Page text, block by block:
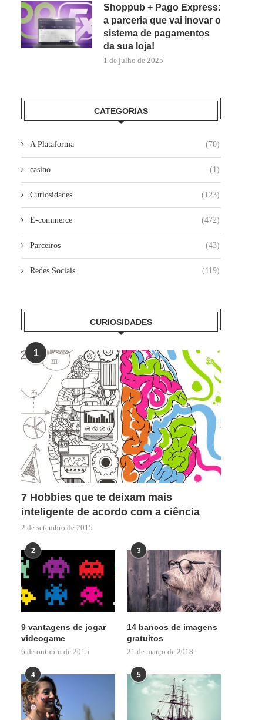
Shoppub + Pago Express:
a parceria que vai inovar o
sistema de pagamentos
da sua loja!
1 de julho de 2025
CATEGORIAS
A Plataforma (70)
casino (1)
Curiosidades (123)
E-commerce (472)
Parceiros (43)
Redes Sociais (119)
CURIOSIDADES
1
7 Hobbies que te deixam mais
inteligente de acordo com a ciência
2 de setembro de 2015
2
9 vantagens de jogar
videogame
6 de outubro de 2015
3
14 bancos de imagens
gratuitos
21 de março de 2018
4 5